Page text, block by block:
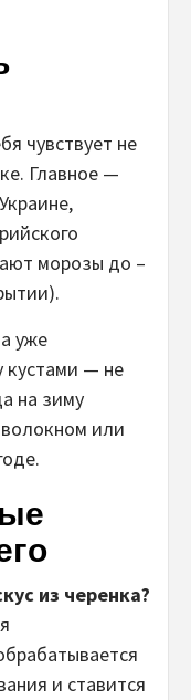
чувствует не
Главное —
морозы до –
уже
кустами — не
на зиму
или
из черенка?
и ставится